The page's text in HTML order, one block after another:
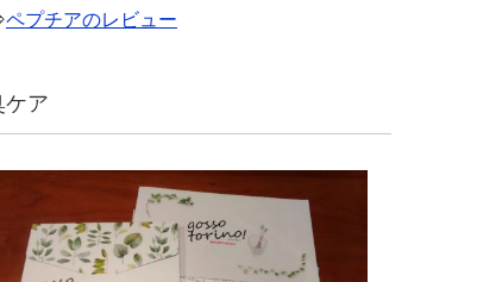
ペプチアのレビュー
ケア